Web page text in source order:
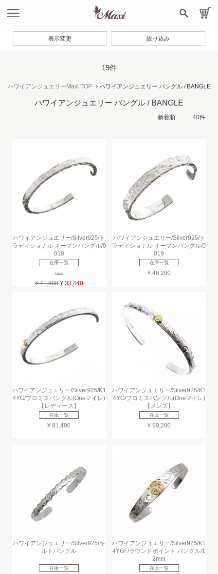
19件
ハワイアンジュエリーMaxi TOP ハワイアンジュエリー バングル / BANGLE
ハワイアンジュエリー バングル / BANGLE
ハワイアンジュエリー/Silver925/ト
ラディショナル オープンバングル/0
018
在庫一覧
SALE
¥ 41,800 ¥ 33,440
ハワイアンジュエリー/Silver925/ト
ラディショナル オープンバングル/0
019
在庫一覧
¥ 46,200
ハワイアンジュエリー/Silver925/K1
4YG/プロミスバングル(Oneマイレ)
【レディース】
在庫一覧
¥ 81,400
ハワイアンジュエリー/Silver925/K1
4YG/プロミスバングル(Oneマイレ)
【メンズ】
在庫一覧
¥ 90,200
ハワイアンジュエリー/Silver925/キ
ルトバングル
在庫一覧
ハワイアンジュエリー/Silver925/K1
4YGF/ラウンドポイント バングル/1
2mm
在庫一覧
表示変更 絞り込み